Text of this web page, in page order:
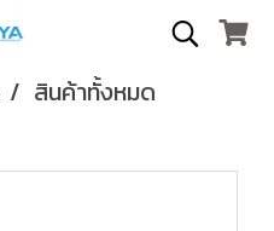
สินค้าทั้งหมด